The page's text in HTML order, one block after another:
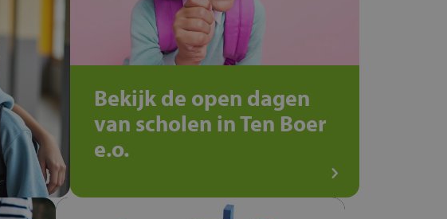
Bekijk de open dagen
van scholen in Ten Boer
e.o.